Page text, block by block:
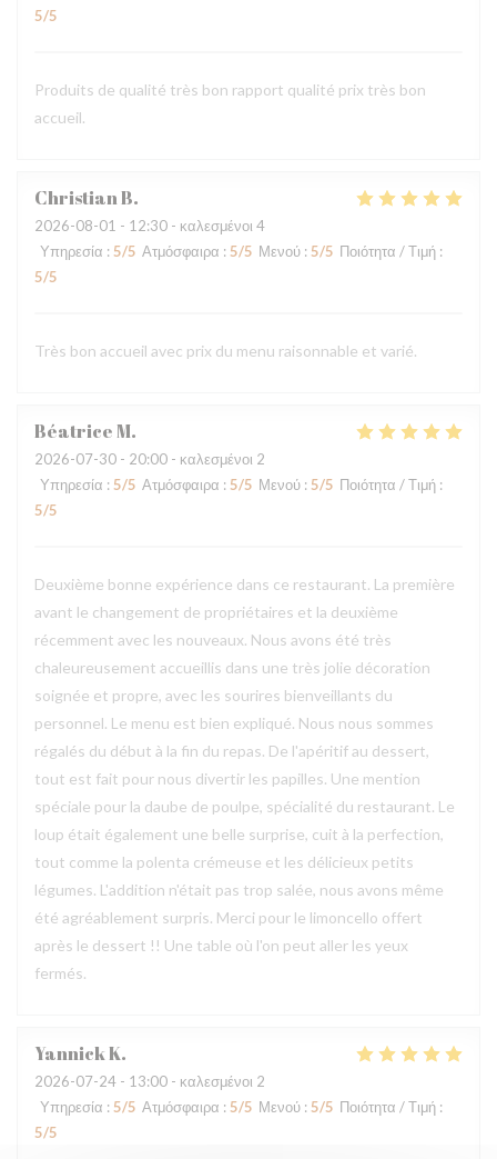
5/5
Produits de qualité très bon rapport qualité prix très bon
accueil.
ChristianB
2026-08-01 - 12:30 - καλεσμένοι 4
Υπηρεσία : 5/5 Ατμόσφαιρα : 5/5 Μενού : 5/5 Ποιότητα / Τιμή :
5/5
Très bon accueil avec prix du menu raisonnable et varié.
BéatriceM
2026-07-30 - 20:00 - καλεσμένοι 2
Υπηρεσία : 5/5 Ατμόσφαιρα : 5/5 Μενού : 5/5 Ποιότητα / Τιμή :
5/5
Deuxième bonne expérience dans ce restaurant. La première
avant le changement de propriétaires et la deuxième
récemment avec les nouveaux. Nous avons été très
chaleureusement accueillis dans une très jolie décoration
soignée et propre, avec les sourires bienveillants du
personnel. Le menu est bien expliqué. Nous nous sommes
régalés du début à la fin du repas. De l'apéritif au dessert,
tout est fait pour nous divertir les papilles. Une mention
spéciale pour la daube de poulpe, spécialité du restaurant. Le
loup était également une belle surprise, cuit à la perfection,
tout comme la polenta crémeuse et les délicieux petits
légumes. L'addition n'était pas trop salée, nous avons même
été agréablement surpris. Merci pour le limoncello offert
après le dessert !! Une table où l'on peut aller les yeux
fermés.
YannickK
2026-07-24 - 13:00 - καλεσμένοι 2
Υπηρεσία : 5/5 Ατμόσφαιρα : 5/5 Μενού : 5/5 Ποιότητα / Τιμή :
5/5